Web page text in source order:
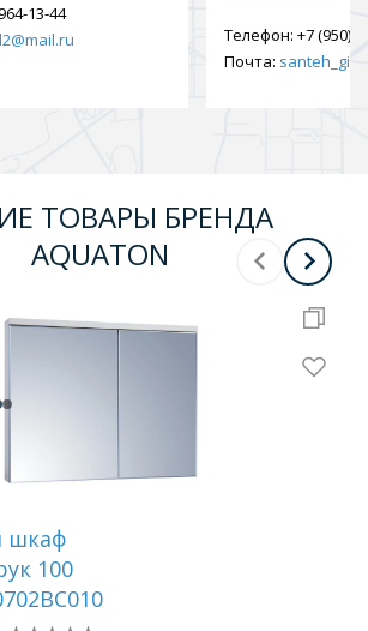
13-44
Телефон: +7 (950)
Почта:
ТОВАРЫ БРЕНДА
AQUATON
шкаф
100